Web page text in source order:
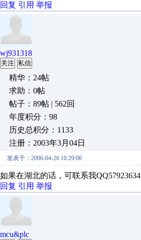
回复 引用 举报
wj931318
关注 私信
精华：24帖
求助：0帖
帖子：89帖 | 562回
年度积分：98
历史总积分：1133
注册：2003年3月04日
发表于：2006-04-26 10:29:00
如果在湖北的话，可联系我QQ57923634
回复 引用 举报
mcu&plc